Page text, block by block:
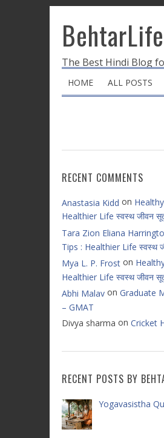
The Best Hindi Blog
HOME ALL POSTS
RECENT COMMENTS
Anastasia Kidd on
Healthier Life स्वस्थ जीवन
Tara Zion Eliana
Tips : Healthier Life स्वस्थ
Mya L. P. Frost on
Healthier Life स्वस्थ जीवन
Abhi Malav on Graduate
– GMAT
Divya sharma on Cricket
RECENT POSTS BY
Yogavasistha